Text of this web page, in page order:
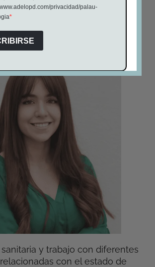
Reseñas
y trabajo con diferentes
con el estado de